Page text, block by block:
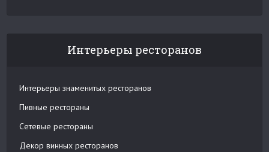
Интерьеры ресторанов
Интерьеры знаменитых ресторанов
Пивные рестораны
Сетевые рестораны
Декор винных ресторанов